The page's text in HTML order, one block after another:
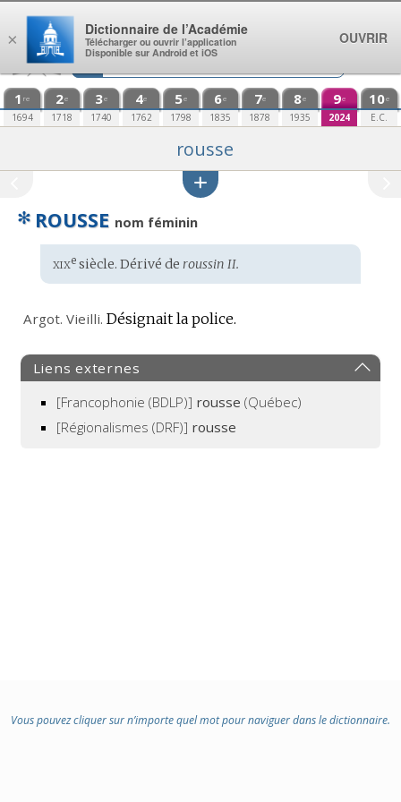
Aller au contenu
1 re
1694
2e
1718
3e
1740
4e
1762
5e
1798
6e
1835
7e
1878
8e
1935
9e
2024
10e
E.C.
rousse
✻ ROUSSE nom féminin
Étymologie
:
xixesiècle. Dérivé de roussin II.
Argot. Vieilli. Désignait la police.
Liens externes
[Francophonie (BDLP)] rousse (Québec)
[Régionalismes (DRF)] rousse
Vous pouvez cliquer sur n’importe quel mot pour naviguer dans le dictionnaire.
×
Dictionnaire de l’Académie
Télécharger ou ouvrir l’application
Disponible sur Android et iOS
OUVRIR